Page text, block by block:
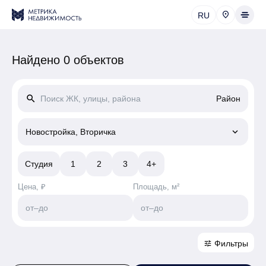
RU
Найдено 0 объектов
search Район
Новостройка, Вторичка keyboard_arrow_down
Студия 1 2 3 4+
Цена, ₽
от–до
Площадь, м²
от–до
tune Фильтры